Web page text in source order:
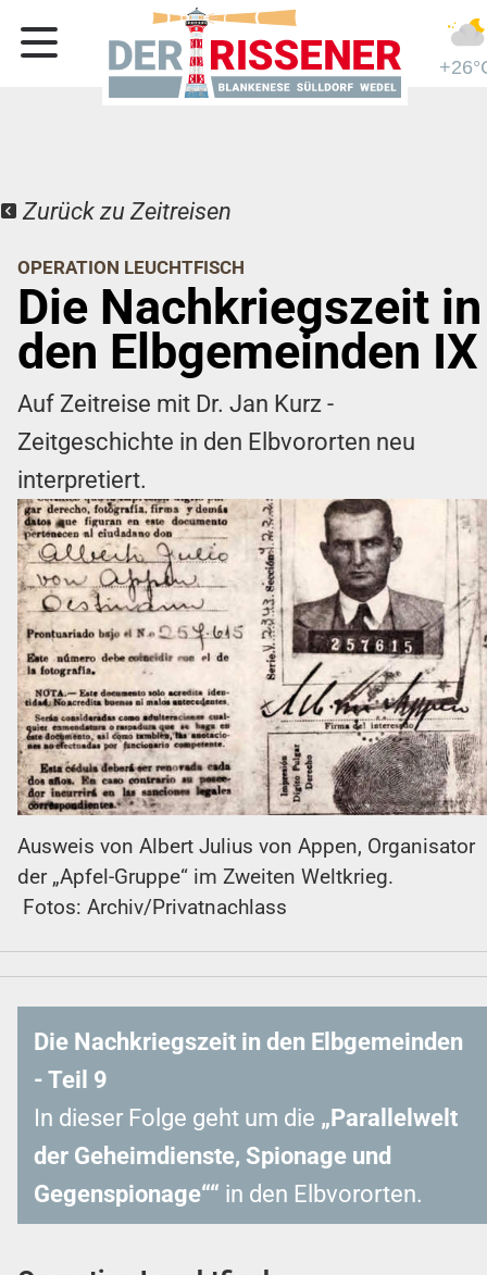
Zurück zu Zeitreisen
OPERATION LEUCHTFISCH
Die Nachkriegszeit in
den Elbgemeinden IX
Auf Zeitreise mit Dr. Jan Kurz -
Zeitgeschichte in den Elbvororten neu
interpretiert.
Ausweis von Albert Julius von Appen, Organisator
der „Apfel-Gruppe“ im Zweiten Weltkrieg.
Fotos: Archiv/Privatnachlass
Die Nachkriegszeit in den Elbgemeinden
- Teil 9
In dieser Folge geht um die „Parallelwelt
der Geheimdienste, Spionage und
Gegenspionage““ in den Elbvororten.